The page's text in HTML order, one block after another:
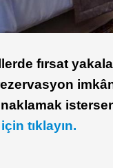
fırsat
tıklayın.